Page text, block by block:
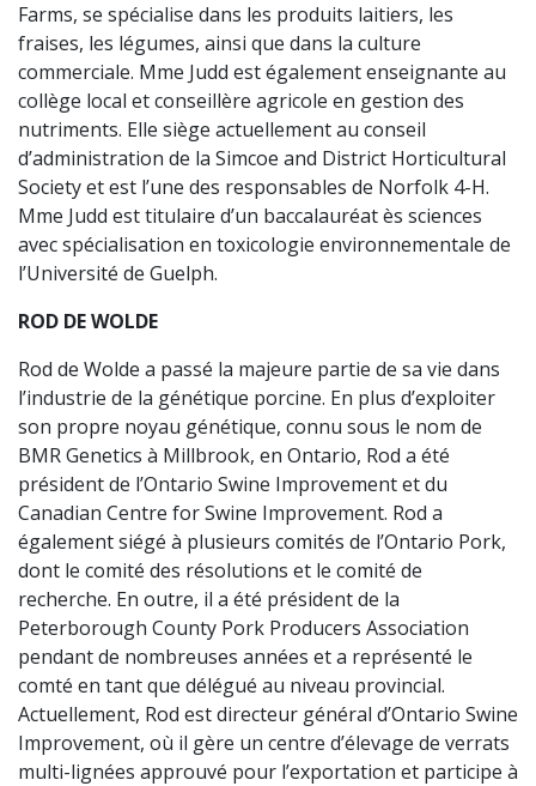
Farms, se spécialise dans les produits laitiers, les
fraises, les légumes, ainsi que dans la culture
commerciale. Mme Judd est également enseignante au
collège local et conseillère agricole en gestion des
nutriments. Elle siège actuellement au conseil
d’administration de la Simcoe and District Horticultural
Society et est l’une des responsables de Norfolk 4-H.
Mme Judd est titulaire d’un baccalauréat ès sciences
avec spécialisation en toxicologie environnementale de
l’Université de Guelph.
ROD DE WOLDE
Rod de Wolde a passé la majeure partie de sa vie dans
l’industrie de la génétique porcine. En plus d’exploiter
son propre noyau génétique, connu sous le nom de
BMR Genetics à Millbrook, en Ontario, Rod a été
président de l’Ontario Swine Improvement et du
Canadian Centre for Swine Improvement. Rod a
également siégé à plusieurs comités de l’Ontario Pork,
dont le comité des résolutions et le comité de
recherche. En outre, il a été président de la
Peterborough County Pork Producers Association
pendant de nombreuses années et a représenté le
comté en tant que délégué au niveau provincial.
Actuellement, Rod est directeur général d’Ontario Swine
Improvement, où il gère un centre d’élevage de verrats
multi-lignées approuvé pour l’exportation et participe à